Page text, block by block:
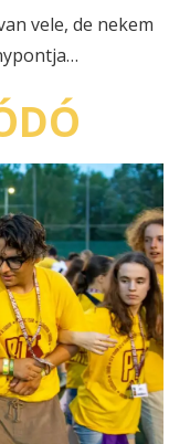
vele, de nekem